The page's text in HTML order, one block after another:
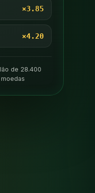
×3.85
×4.20
de 28.400
moedas